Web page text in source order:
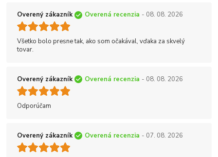
Overený zákazník Overená recenzia - 08. 08. 2026
Všetko bolo presne tak, ako som očakával, vďaka za skvelý
tovar.
Overený zákazník Overená recenzia - 08. 08. 2026
Odporúčam
Overený zákazník Overená recenzia - 07. 08. 2026